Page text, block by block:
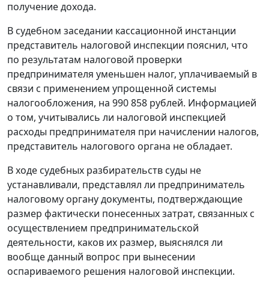
получение дохода.
В судебном заседании кассационной инстанции
представитель налоговой инспекции пояснил, что
по результатам налоговой проверки
предпринимателя уменьшен налог, уплачиваемый в
связи с применением упрощенной системы
налогообложения, на 990 858 рублей. Информацией
о том, учитывались ли налоговой инспекцией
расходы предпринимателя при начислении налогов,
представитель налогового органа не обладает.
В ходе судебных разбирательств суды не
устанавливали, представлял ли предприниматель
налоговому органу документы, подтверждающие
размер фактически понесенных затрат, связанных с
осуществлением предпринимательской
деятельности, каков их размер, выяснялся ли
вообще данный вопрос при вынесении
оспариваемого решения налоговой инспекции.